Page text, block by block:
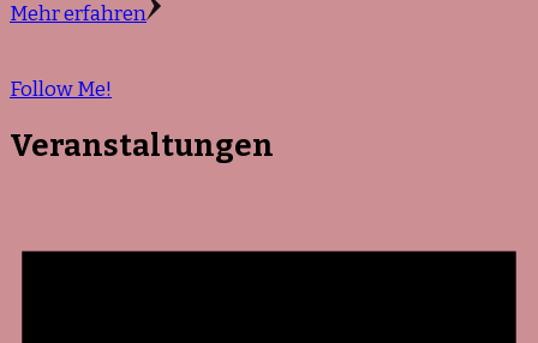
Mehr erfahren
Follow Me!
Veranstaltungen